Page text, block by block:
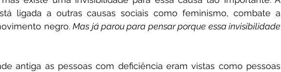
ligada a outras causas sociais como feminismo, combate a
negro. Mas já parou para pensar porque essa invisibilidade
antiga as pessoas com deficiência eram vistas como pessoas